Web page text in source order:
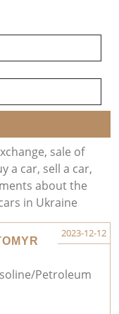
sale of
a car, sell a car,
about the
in Ukraine
2023-12-12
Petroleum